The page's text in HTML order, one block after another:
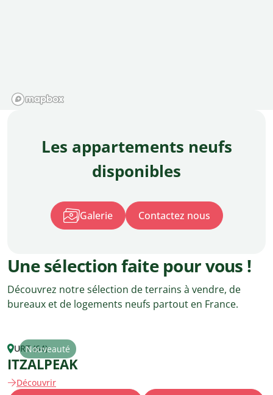
Les appartements neufs
disponibles
Galerie Contactez nous
Une sélection faite pour vous !
Découvrez notre sélection de terrains à vendre, de
bureaux et de logements neufs partout en France.
Nouveauté
URT (64)
ITZALPEAK
Découvrir